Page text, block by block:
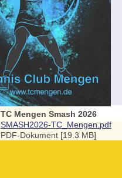
TC Mengen Smash 2026
SMASH2026-TC_Mengen.pdf
PDF-Dokument [19.3 MB]